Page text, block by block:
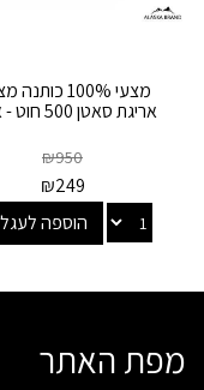
מצעי 100%
אריגת סאטן 500 חוט - אפור
₪950
₪249
הוספה
מפת האתר